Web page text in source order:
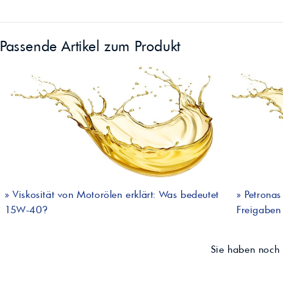
Passende Artikel zum Produkt
» Viskosität von Motorölen erklärt: Was bedeutet
15W-40?
»
Sie haben noch